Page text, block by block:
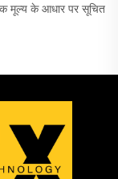
मूल्य के आधार पर सूचित